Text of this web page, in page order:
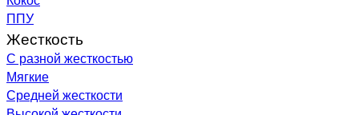
ППУ
Жесткость
С разной жесткостью
Мягкие
Средней жесткости